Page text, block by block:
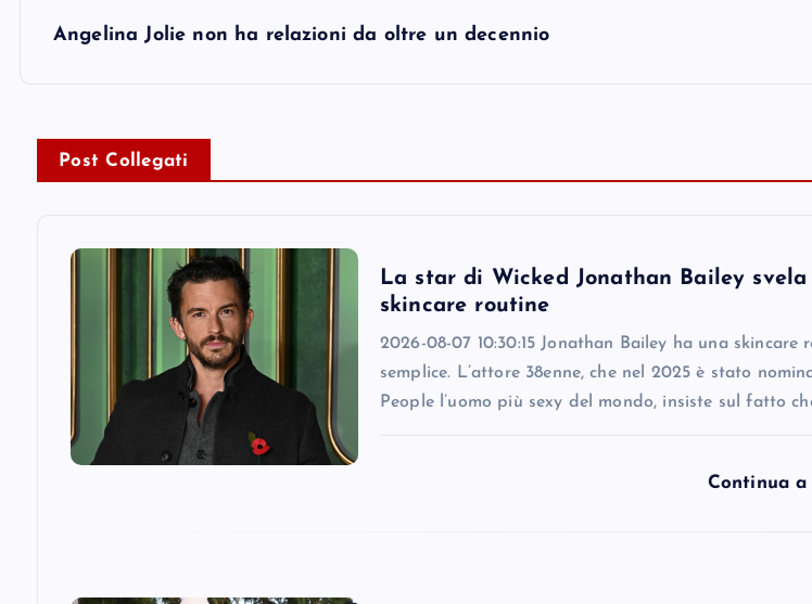
Angelina Jolie non ha relazioni da oltre un decennio
Post Collegati
La star di Wicked Jonathan Bailey svela
skincare routine
2026-08-07 10:30:15 Jonathan Bailey ha una skincare
semplice. L’attore 38enne, che nel 2025 è stato
People l’uomo più sexy del mondo, insiste sul fatto
Continua a